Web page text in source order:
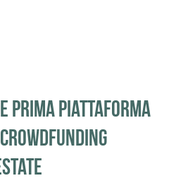
prima piattaforma